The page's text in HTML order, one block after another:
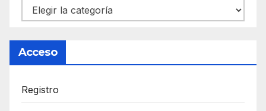
Categorías
Acceso
Registro